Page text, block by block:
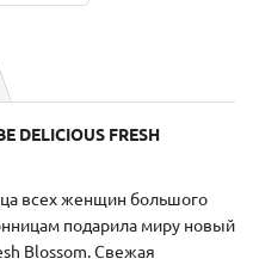
DELICIOUS FRESH
всех женщин большого
подарила миру новый
Blossom. Свежая